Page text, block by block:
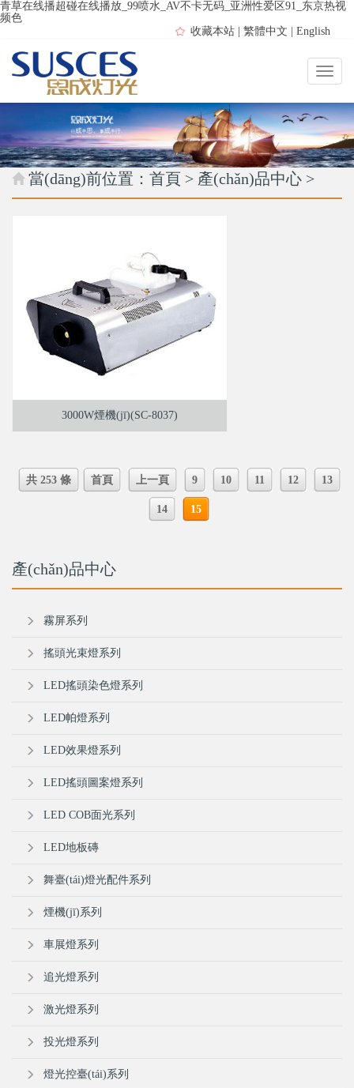
青草在线播超碰在线播放_99喷水_AV不卡无码_亚洲性爱区91_东京热视
频色
收藏本站
繁體中文 English
當(dāng)前位置： 首頁 > 產(chǎn)品中心 >
3000W煙機(jī)(SC-8037)
共 253 條 首頁 上一頁 9 10 11 12 13
14 15
產(chǎn)品中心
霧屏系列
搖頭光束燈系列
LED搖頭染色燈系列
LED帕燈系列
LED效果燈系列
LED搖頭圖案燈系列
LED COB面光系列
LED地板磚
舞臺(tái)燈光配件系列
煙機(jī)系列
車展燈系列
追光燈系列
激光燈系列
投光燈系列
燈光控臺(tái)系列